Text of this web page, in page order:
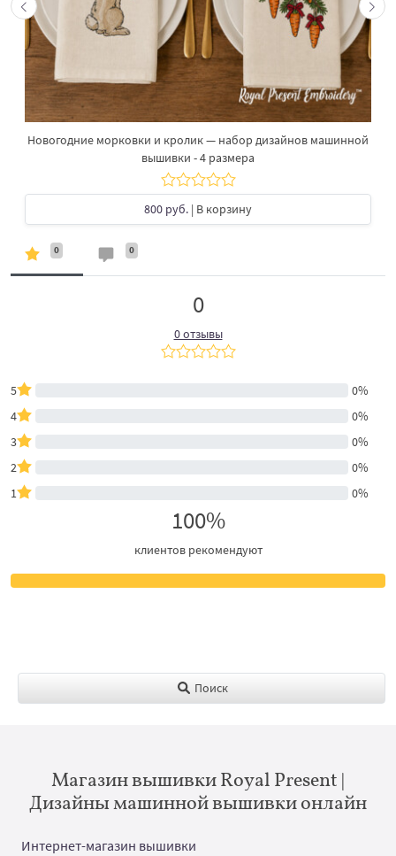
Новогодние морковки и кролик — набор дизайнов машинной
вышивки - 4 размера
800 руб. | В корзину
0 0
0
0 отзывы
5
0%
4
0%
3
0%
2
0%
1
0%
100%
клиентов рекомендуют
Поиск
Магазин вышивки Royal Present |
Дизайны машинной вышивки онлайн
Интернет-магазин вышивки